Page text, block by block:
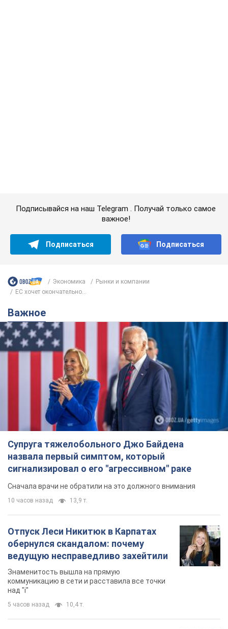
Подписывайся на наш Telegram . Получай только самое
важное!
Подписаться Подписаться
Экономика
Рынки и компании
ЕС хочет окончательно...
Важное
Супруга тяжелобольного Джо Байдена
назвала первый симптом, который
сигнализировал о его "агрессивном" раке
Сначала врачи не обратили на это должного внимания
10 часов назад 13,9 т.
Отпуск Леси Никитюк в Карпатах
обернулся скандалом: почему
ведущую несправедливо захейтили
Знаменитость вышла на прямую
коммуникацию в сети и расставила все точки
над "i"
5 часов назад 10,4 т.